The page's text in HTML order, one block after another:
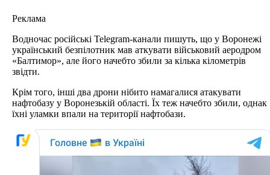
Реклама
Водночас російські Telegram-канали пишуть, що у Воронежі
український безпілотник мав аткувати військовий аеродром
«Балтимор», але його начебто збили за кілька кілометрів
звідти.
Крім того, інші два дрони нібито намагалися атакувати
нафтобазу у Воронезькій області. Їх теж начебто збили, однак
їхні уламки впали на території нафтобази.